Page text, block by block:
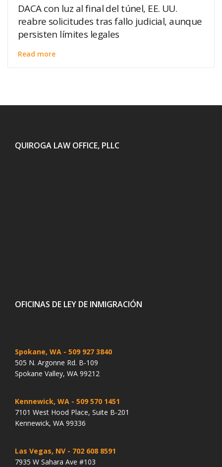
DACA con luz al final del túnel, EE. UU.
reabre solicitudes tras fallo judicial, aunque
persisten límites legales
Read more
QUIROGA LAW OFFICE, PLLC
OFICINAS DE LEY DE INMIGRACIÓN
Spokane, WA - 509 927 3840
505 N. Argonne Rd. B-109
Spokane Valley, WA 99212
Kennewick, WA - 509 570 1451
7101 West Hood Place, Suite B-201
Kennewick, WA 99336
Las Vegas, NV - 702 608 8591
7935 W Sahara Ave #103